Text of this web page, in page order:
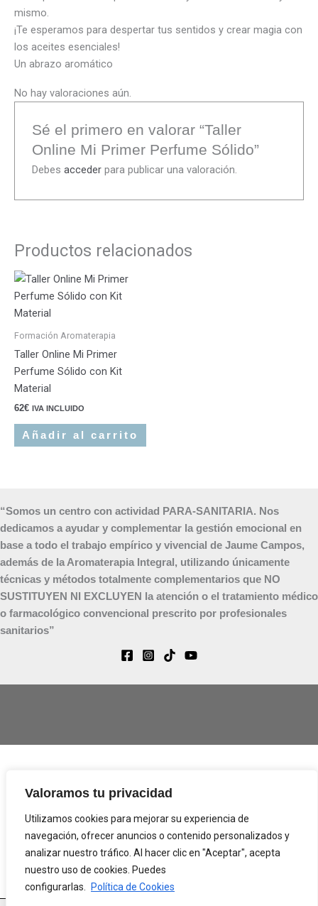
Valoramos tu privacidad
Utilizamos cookies para mejorar su experiencia de
navegación, ofrecer anuncios o contenido personalizados y
analizar nuestro tráfico. Al hacer clic en "Aceptar", acepta
nuestro uso de cookies. Puedes
configurarlas.
Política de Cookies
mismo.
¡Te esperamos para despertar tus sentidos y crear magia con
los aceites esenciales!
Un abrazo aromático
No hay valoraciones aún.
Sé el primero en valorar “Taller
Online Mi Primer Perfume Sólido”
Debesacceder para publicar una valoración.
Productos relacionados
Formación Aromaterapia
Taller Online Mi Primer
Perfume Sólido con Kit
Material
62€ IVA INCLUIDO
Añadir al carrito
“Somos un centro con actividad PARA-SANITARIA. Nos
dedicamos a ayudar y complementar la gestión emocional en
base a todo el trabajo empírico y vivencial de Jaume Campos,
además de la Aromaterapia Integral, utilizando únicamente
técnicas y métodos totalmente complementarios que NO
SUSTITUYEN NI EXCLUYEN la atención o el tratamiento médico
o farmacológico convencional prescrito por profesionales
sanitarios”
Política de Privacidad
Términos y condiciones
Política de Cookies (EU)